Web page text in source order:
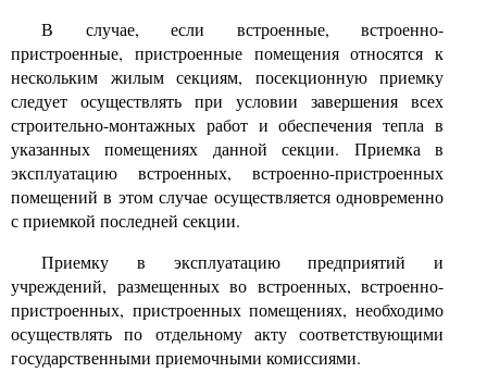
В случае, если встроенные, встроенно-
пристроенные, пристроенные помещения относятся к
нескольким жилым секциям, посекционную приемку
следует осуществлять при условии завершения всех
строительно-монтажных работ и обеспечения тепла в
указанных помещениях данной секции. Приемка в
эксплуатацию встроенных, встроенно-пристроенных
помещений в этом случае осуществляется одновременно
с приемкой последней секции.
Приемку в эксплуатацию предприятий и
учреждений, размещенных во встроенных, встроенно-
пристроенных, пристроенных помещениях, необходимо
осуществлять по отдельному акту соответствующими
государственными приемочными комиссиями.